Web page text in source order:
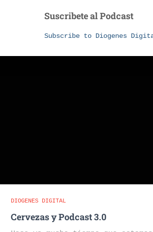
Suscribete al Podcast
Subscribe to Diogenes
DIOGENES DIGITAL
Cervezas y Podcast 3.0